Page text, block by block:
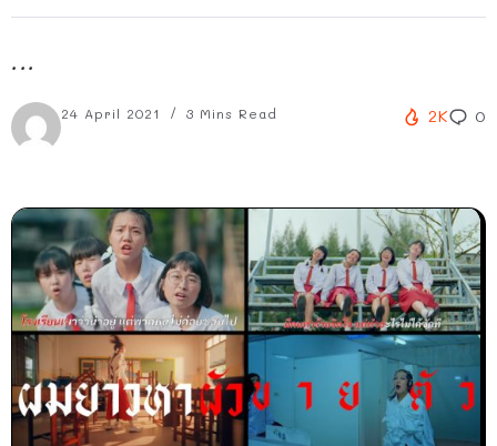
...
24 April 2021 3 Mins Read 2K 0